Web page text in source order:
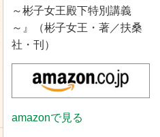
～彬子女王殿下特別講義
～』（彬子女王・著／扶桑
社・刊）
amazonで見る